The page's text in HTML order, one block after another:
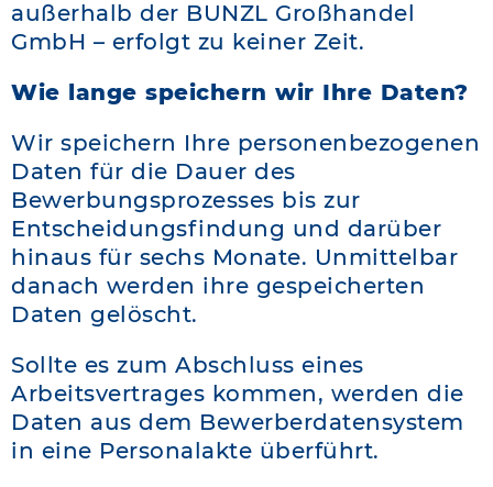
außerhalb der BUNZL Großhandel
GmbH – erfolgt zu keiner Zeit.
Wie lange speichern wir Ihre Daten?
Wir speichern Ihre personenbezogenen
Daten für die Dauer des
Bewerbungsprozesses bis zur
Entscheidungsfindung und darüber
hinaus für sechs Monate. Unmittelbar
danach werden ihre gespeicherten
Daten gelöscht.
Sollte es zum Abschluss eines
Arbeitsvertrages kommen, werden die
Daten aus dem Bewerberdatensystem
in eine Personalakte überführt.